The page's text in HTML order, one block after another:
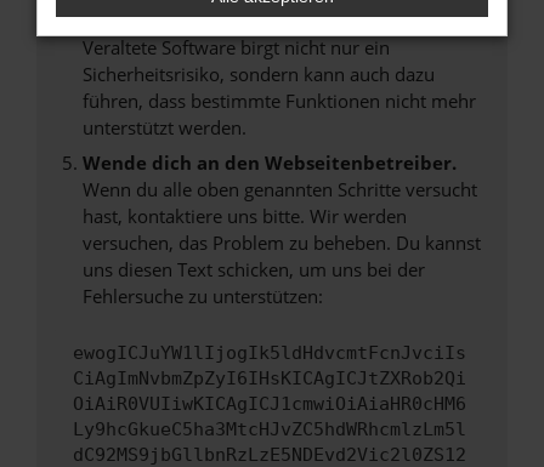
sind.
Veraltete Software birgt nicht nur ein
Sicherheitsrisiko, sondern kann auch dazu
führen, dass bestimmte Funktionen nicht mehr
unterstützt werden.
Wende dich an den Webseitenbetreiber.
Wenn du alle oben genannten Schritte versucht
hast, kontaktiere uns bitte. Wir werden
versuchen, das Problem zu beheben. Du kannst
uns diesen Text schicken, um uns bei der
Fehlersuche zu unterstützen:
ewogICJuYW1lIjogIk5ldHdvcmtFcnJvciIs
CiAgImNvbmZpZyI6IHsKICAgICJtZXRob2Qi
OiAiR0VUIiwKICAgICJ1cmwiOiAiaHR0cHM6
Ly9hcGkueC5ha3MtcHJvZC5hdWRhcmlzLm5l
dC92MS9jbGllbnRzLzE5NDEvd2Vic2l0ZS12